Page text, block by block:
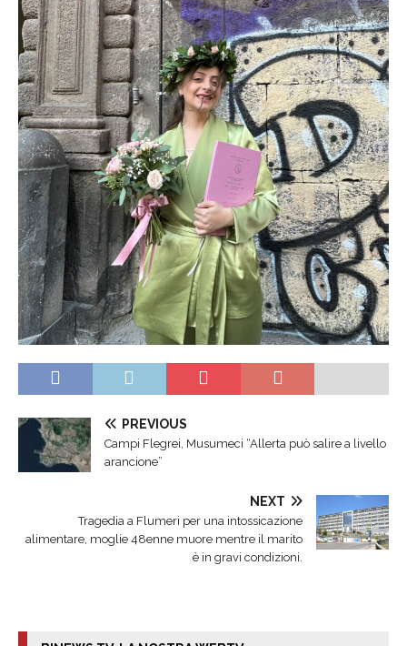
PREVIOUS
Campi Flegrei, Musumeci “Allerta può salire a livello
arancione”
NEXT
Tragedia a Flumeri per una intossicazione
alimentare, moglie 48enne muore mentre il marito
è in gravi condizioni.